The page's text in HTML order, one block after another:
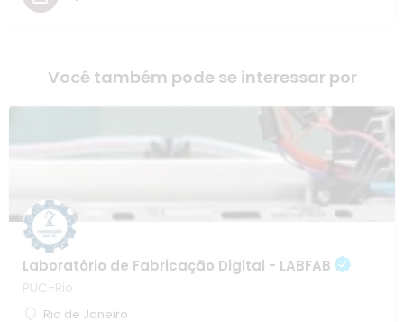
Você também pode se interessar por
Laboratório de Fabricação Digital - LABFAB
PUC-Rio
Rio de Janeiro